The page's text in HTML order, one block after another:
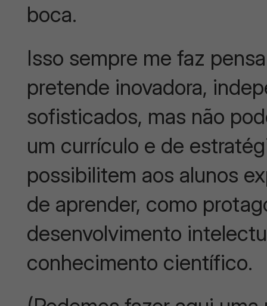
boca.
Isso sempre me faz
pretende inovadora,
sofisticados, mas não
um currículo e de
possibilitem aos alunos
de aprender, como
desenvolvimento
conhecimento científico.